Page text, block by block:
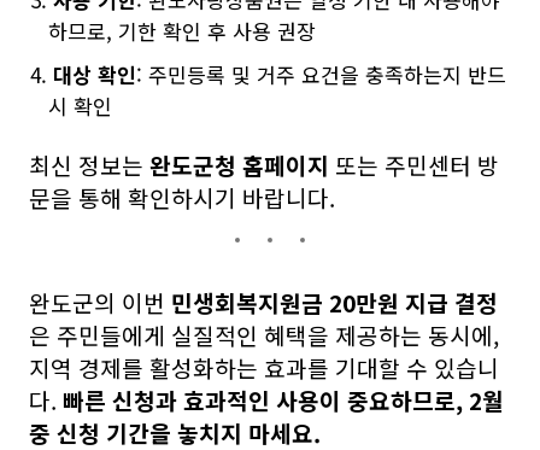
하므로, 기한 확인 후 사용 권장
대상 확인: 주민등록 및 거주 요건을 충족하는지 반드
시 확인
최신 정보는 완도군청 홈페이지 또는 주민센터 방
문을 통해 확인하시기 바랍니다.
완도군의 이번 민생회복지원금 20만원 지급 결정
은 주민들에게 실질적인 혜택을 제공하는 동시에,
지역 경제를 활성화하는 효과를 기대할 수 있습니
다. 빠른 신청과 효과적인 사용이 중요하므로, 2월
중 신청 기간을 놓치지 마세요.